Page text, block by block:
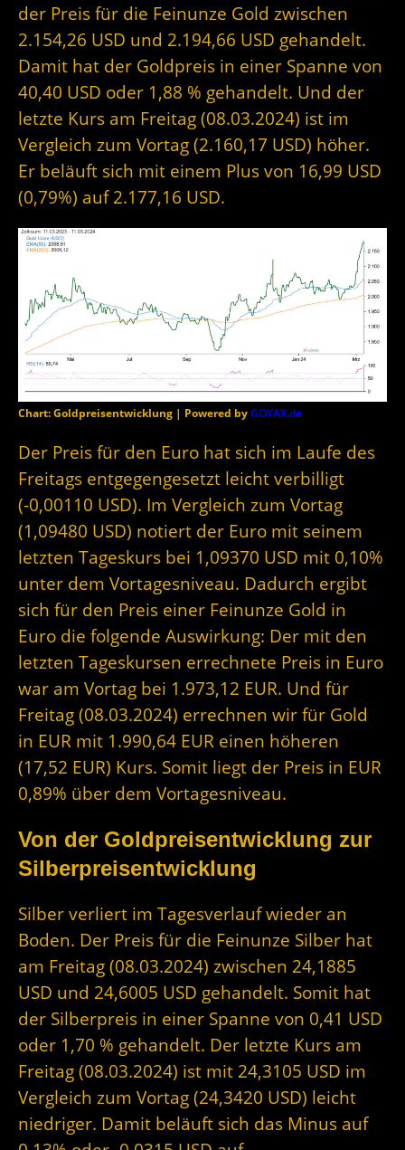
der Preis für die Feinunze Gold zwischen
2.154,26 USD und 2.194,66 USD gehandelt.
Damit hat der Goldpreis in einer Spanne von
40,40 USD oder 1,88 % gehandelt. Und der
letzte Kurs am Freitag (08.03.2024) ist im
Vergleich zum Vortag (2.160,17 USD) höher.
Er beläuft sich mit einem Plus von 16,99 USD
(0,79%) auf 2.177,16 USD.
Chart: Goldpreisentwicklung | Powered byGOYAX.de
Der Preis für den Euro hat sich im Laufe des
Freitags entgegengesetzt leicht verbilligt
(-0,00110 USD). Im Vergleich zum Vortag
(1,09480 USD) notiert der Euro mit seinem
letzten Tageskurs bei 1,09370 USD mit 0,10%
unter dem Vortagesniveau. Dadurch ergibt
sich für den Preis einer Feinunze Gold in
Euro die folgende Auswirkung: Der mit den
letzten Tageskursen errechnete Preis in Euro
war am Vortag bei 1.973,12 EUR. Und für
Freitag (08.03.2024) errechnen wir für Gold
in EUR mit 1.990,64 EUR einen höheren
(17,52 EUR) Kurs. Somit liegt der Preis in EUR
0,89% über dem Vortagesniveau.
Von der Goldpreisentwicklung zur
Silberpreisentwicklung
Silber verliert im Tagesverlauf wieder an
Boden. Der Preis für die Feinunze Silber hat
am Freitag (08.03.2024) zwischen 24,1885
USD und 24,6005 USD gehandelt. Somit hat
der Silberpreis in einer Spanne von 0,41 USD
oder 1,70 % gehandelt. Der letzte Kurs am
Freitag (08.03.2024) ist mit 24,3105 USD im
Vergleich zum Vortag (24,3420 USD) leicht
niedriger. Damit beläuft sich das Minus auf